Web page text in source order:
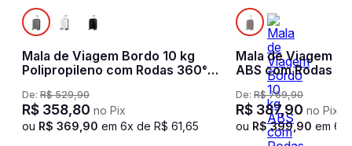
Mala de Viagem Bordo 10 kg
Polipropileno com Rodas 360°
De: R$ 529,90
R$ 358,80 no Pix
ou R$ 369 90 em 6x de R$ 61 65
Mala de Viagem
ABS com Rodas
Cinza grafite
De: R$ 769,90
R$ 387,90 no Pix
ou R$ 399, 90 em 6